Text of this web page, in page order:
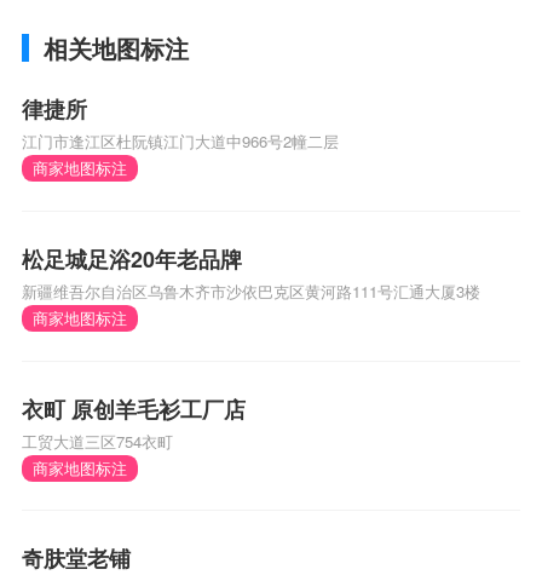
相关地图标注
律捷所
江门市逢江区杜阮镇江门大道中966号2幢二层
商家地图标注
松足城足浴20年老品牌
新疆维吾尔自治区乌鲁木齐市沙依巴克区黄河路111号汇通大厦3楼
商家地图标注
衣町 原创羊毛衫工厂店
工贸大道三区754衣町
商家地图标注
奇肤堂老铺